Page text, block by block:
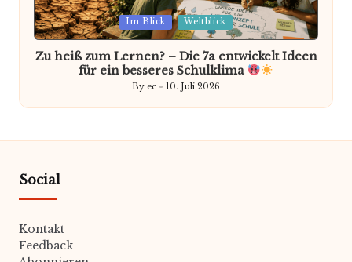
Posted
in
Im Blick Weltblick
Zu heiß zum Lernen? – Die 7a entwickelt Ideen
für ein besseres Schulklima
Posted
by
By ec 10. Juli 2026
Social
Kontakt
Feedback